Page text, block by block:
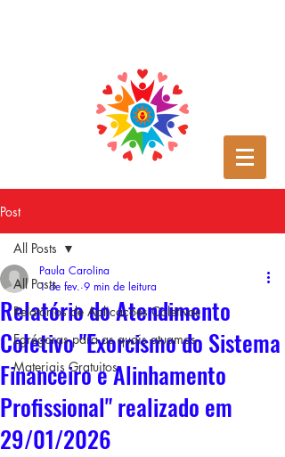
Post
All Posts
Relatórios de Aplicações Coletivas
Egrégoras para as quais atuamos
Materiais Gratuitos
All Posts
Relatório do Atendimento
Coletivo "Exorcismo do Sistema
Financeiro e Alinhamento
Profissional" realizado em
29/01/2026
Paula Carolina
1 de fev. 9 min de leitura